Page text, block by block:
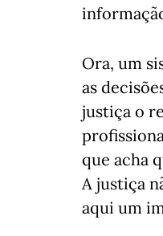
Ora, um
as
justiça o
que acha
A justiça
aqui um